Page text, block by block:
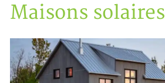
Accueil
Articles
Maisons solaires
Maisons solaires